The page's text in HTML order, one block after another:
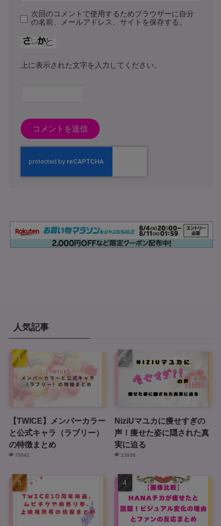
次回のコメントで使用するためブラウザーに自分
の名前、メールアドレス、サイトを保存する。
上に表示された文字を入力してください。
人気記事
【TWICE】メンバーカラー
と公式キャラ（ラブリー）
の特徴まとめ
78642
NiziUマユカに痩せすぎの
声！痩せた姿に隠された真
実に迫る
13936